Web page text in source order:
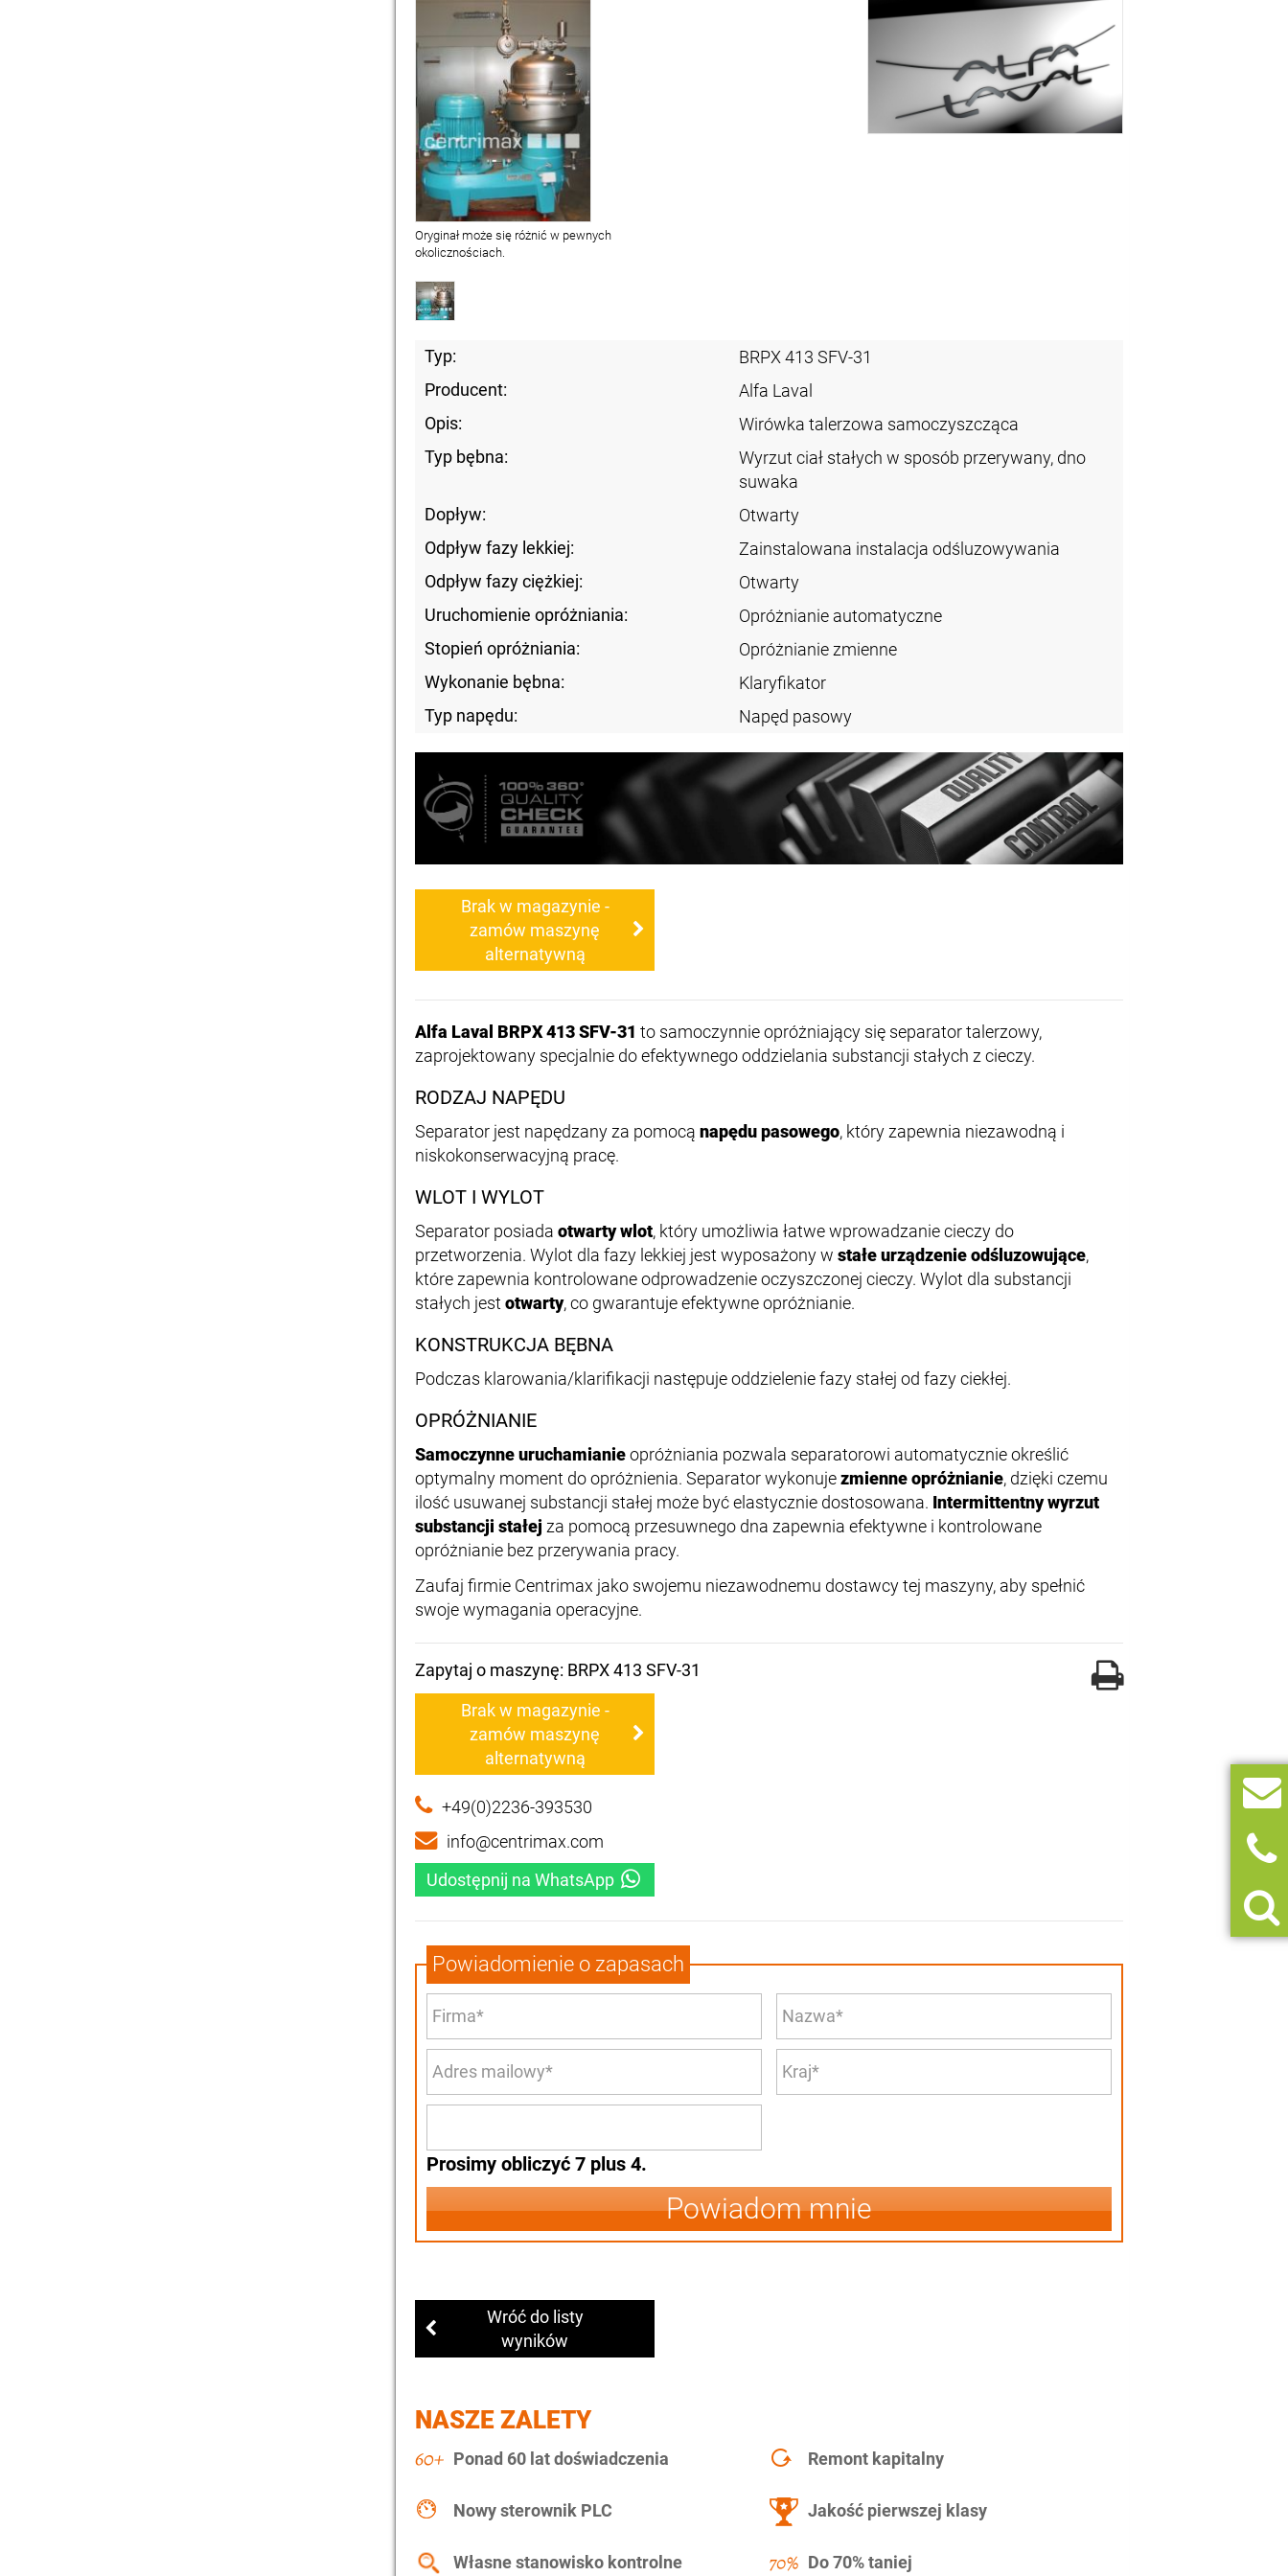
Oryginał może się różnić w pewnych
okolicznościach.
Typ:
BRPX 413 SFV-31
Producent:
Alfa Laval
Opis:
Wirówka talerzowa samoczyszcząca
Typ bębna:
Wyrzut ciał stałych w sposób przerywany, dno
suwaka
Dopływ:
Otwarty
Odpływ fazy lekkiej:
Zainstalowana instalacja odśluzowywania
Odpływ fazy ciężkiej:
Otwarty
Uruchomienie opróżniania:
Opróżnianie automatyczne
Stopień opróżniania:
Opróżnianie zmienne
Wykonanie bębna:
Klaryfikator
Typ napędu:
Napęd pasowy
Brak w magazynie -
zamów maszynę
alternatywną
Alfa Laval BRPX 413 SFV-31 to samoczynnie opróżniający się separator talerzowy,
zaprojektowany specjalnie do efektywnego oddzielania substancji stałych z cieczy.
RODZAJ NAPĘDU
Separator jest napędzany za pomocą napędu pasowego, który zapewnia niezawodną i
niskokonserwacyjną pracę.
WLOT I WYLOT
Separator posiada otwarty wlot, który umożliwia łatwe wprowadzanie cieczy do
przetworzenia. Wylot dla fazy lekkiej jest wyposażony w stałe urządzenie odśluzowujące,
które zapewnia kontrolowane odprowadzenie oczyszczonej cieczy. Wylot dla substancji
stałych jest otwarty, co gwarantuje efektywne opróżnianie.
KONSTRUKCJA BĘBNA
Podczas klarowania/klarifikacji następuje oddzielenie fazy stałej od fazy ciekłej.
OPRÓŻNIANIE
Samoczynne uruchamianieopróżniania pozwala separatorowi automatycznie określić
optymalny moment do opróżnienia. Separator wykonujezmienne opróżnianie, dzięki czemu
ilość usuwanej substancji stałej może być elastycznie dostosowana. Intermittentny wyrzut
substancji stałej za pomocą przesuwnego dna zapewnia efektywne i kontrolowane
opróżnianie bez przerywania pracy.
Zaufaj firmie Centrimax jako swojemu niezawodnemu dostawcy tej maszyny, aby spełnić
swoje wymagania operacyjne.
Zapytaj o maszynę: BRPX 413 SFV-31
Brak w magazynie -
zamów maszynę
alternatywną
+49(0)2236-393530
info@centrimax.com
Udostępnij na WhatsApp
Powiadomienie o zapasach
Prosimy obliczyć 7 plus 4.
Powiadom mnie
Wróć do listy
wyników
NASZE ZALETY
Ponad 60 lat doświadczenia Remont kapitalny
Nowy sterownik PLC Jakość pierwszej klasy
Własne stanowisko kontrolne Do 70% taniej